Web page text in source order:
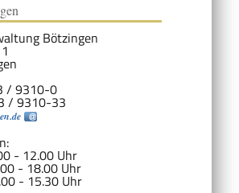
Bötzingen
/ 9310-0
/ 9310-33
- 12.00 Uhr
18.00 Uhr
15.30 Uhr